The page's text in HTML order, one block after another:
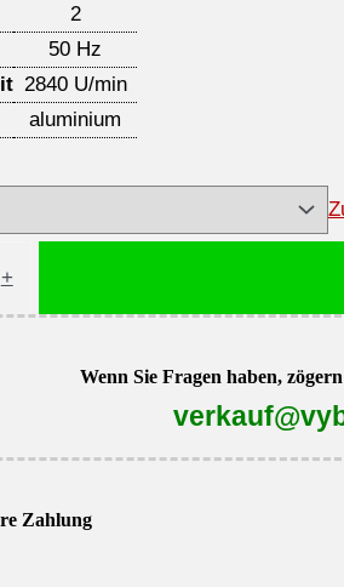
2
50 Hz
2840 U/min
aluminium
+
Wenn Sie Fragen haben,
Zahlung